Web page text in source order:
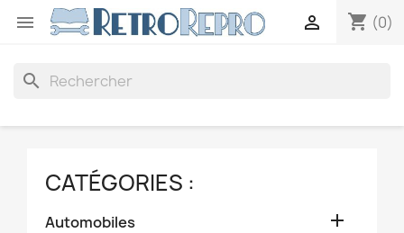
 shopping_cart (0)

search
CATÉGORIES :
Automobiles 